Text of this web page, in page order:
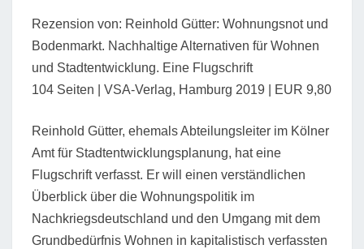
Rezension von: Reinhold Gütter: Wohnungsnot und
Bodenmarkt. Nachhaltige Alternativen für Wohnen
und Stadtentwicklung. Eine Flugschrift
104 Seiten | VSA-Verlag, Hamburg 2019 | EUR 9,80
Reinhold Gütter, ehemals Abteilungsleiter im Kölner
Amt für Stadtentwicklungsplanung, hat eine
Flugschrift verfasst. Er will einen verständlichen
Überblick über die Wohnungspolitik im
Nachkriegsdeutschland und den Umgang mit dem
Grundbedürfnis Wohnen in kapitalistisch verfassten